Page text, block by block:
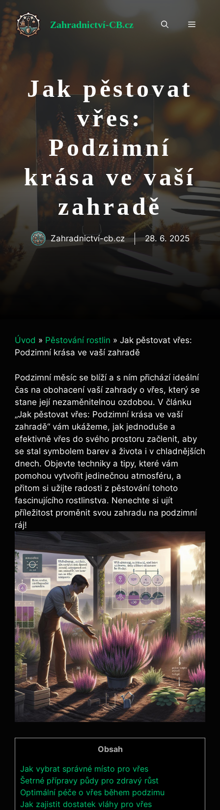
Přeskočit
na
obsah
Zahradnictví-CB.cz Menu
Jak pěstovat
vřes:
Podzimní
krása ve vaší
zahradě
Zahradnictví-cb.cz 28. 6. 2025
Úvod » Pěstování rostlin » Jak pěstovat vřes:
Podzimní krása ve vaší zahradě
Podzimní měsíc se blíží a s ním přichází ideální
čas na obohacení vaší zahrady o vřes, který se
stane její nezaměnitelnou ozdobou. V článku
„Jak pěstovat vřes: Podzimní krása ve vaší
zahradě“ vám ukážeme, jak jednoduše a
efektivně vřes do svého prostoru začlenit, aby
se stal symbolem barev a života i v chladnějších
dnech. Objevte techniky a tipy, které vám
pomohou vytvořit jedinečnou atmosféru, a
přitom si užijte radosti z pěstování tohoto
fascinujícího rostlinstva. Nenechte si ujít
příležitost proměnit svou zahradu na podzimní
ráj!
Obsah
Jak vybrat správné místo pro vřes
Šetrné přípravy půdy pro zdravý růst
Optimální péče o vřes během podzimu
Jak zajistit dostatek vláhy pro vřes